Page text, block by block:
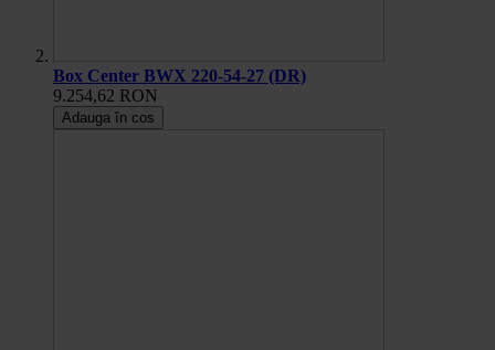
Box Center BWX 220-54-27 (DR)
9.254,62 RON
Adauga în cos